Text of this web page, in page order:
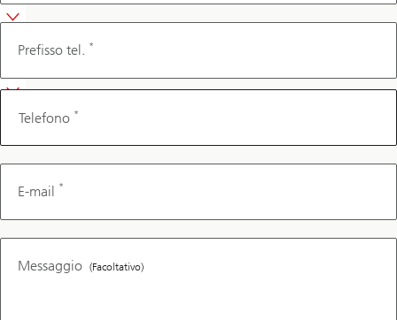
Telefono
Prefisso tel. *
Telefono *
E-mail *
Messaggio (Facoltativo)